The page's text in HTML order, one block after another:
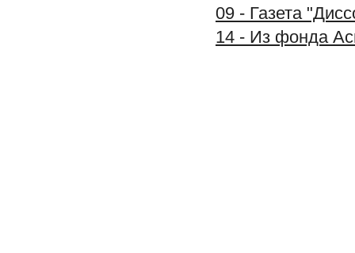
09 - Газета
14 - Из фонда